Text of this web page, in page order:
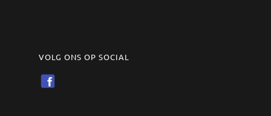
VOLG ONS OP SOCIAL